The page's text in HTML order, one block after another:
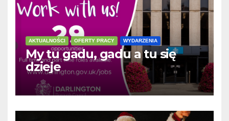
AKTUALNOŚCI OFERTY PRACY WYDARZENIA
My tu gadu, gadu a tu się
dzieje